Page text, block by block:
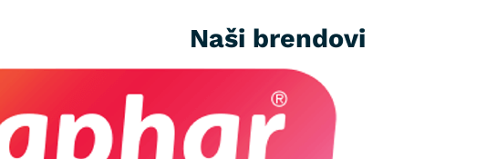
Naši brendovi